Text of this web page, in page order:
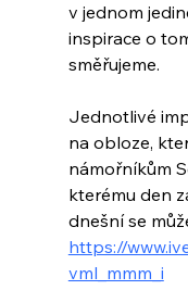
v jednom
inspirace o
směřujeme.
Jednotlivé
na obloze,
námořníkům
kterému den
dnešní se
https://
vml_mmm_i